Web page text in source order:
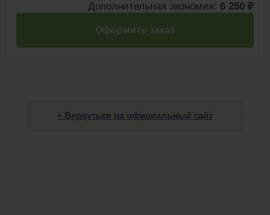
Дополнительная экономия: 6 250 ₽
Оформить заказ
« Вернуться на официальный сайт